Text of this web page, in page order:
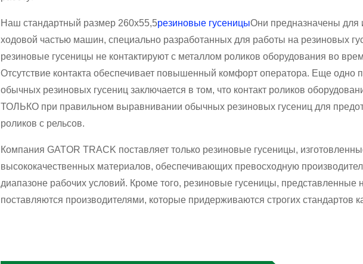
Наш стандартный размер 260x55,5резиновые гусеницыОни предназначены для
ходовой частью машин, специально разработанных для работы на резиновых
резиновые гусеницы не контактируют с металлом роликов оборудования во
Отсутствие контакта обеспечивает повышенный комфорт оператора. Еще одно
обычных резиновых гусениц заключается в том, что контакт роликов
ТОЛЬКО при правильном выравнивании обычных резиновых гусениц для
роликов с рельсов.
Компания GATOR TRACK поставляет только резиновые гусеницы,
высококачественных материалов, обеспечивающих превосходную
диапазоне рабочих условий. Кроме того, резиновые гусеницы, представленные
поставляются производителями, которые придерживаются строгих стандартов